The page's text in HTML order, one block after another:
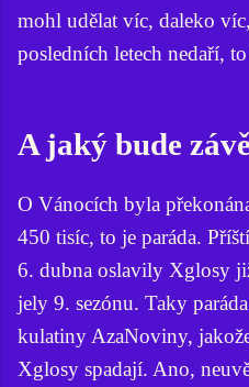
mohl udělat víc, daleko
posledních letech nedaří,
A jaký bude
O Vánocích byla
450 tisíc, to je paráda.
6. dubna oslavily Xglosy
jely 9. sezónu. Taky
kulatiny AzaNoviny,
Xglosy spadají. Ano,